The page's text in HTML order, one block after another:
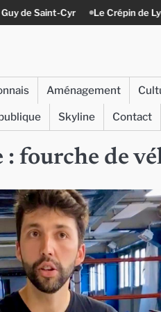
Cyr Le Crépin de Lyon
Aménagement
Skyline Contact
: fourche de